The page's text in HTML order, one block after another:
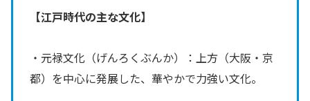
【江戸時代の主な文化】
・元禄文化（げんろくぶんか）：上方（大阪・京
都）を中心に発展した、華やかで力強い文化。